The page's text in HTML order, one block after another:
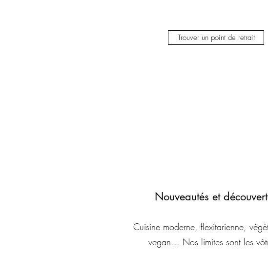
Trouver un point de retrait
Nouveautés et
Cuisine moderne, flexitarienne,
vegan... Nos limites sont les